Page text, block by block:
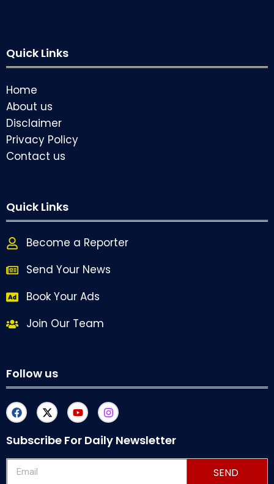
Quick Links
Home
About us
Disclaimer
Privacy Policy
Contact us
Quick Links
Become a Reporter
Send Your News
Book Your Ads
Join Our Team
Follow us
Subscribe For Daily Newsletter
SEND